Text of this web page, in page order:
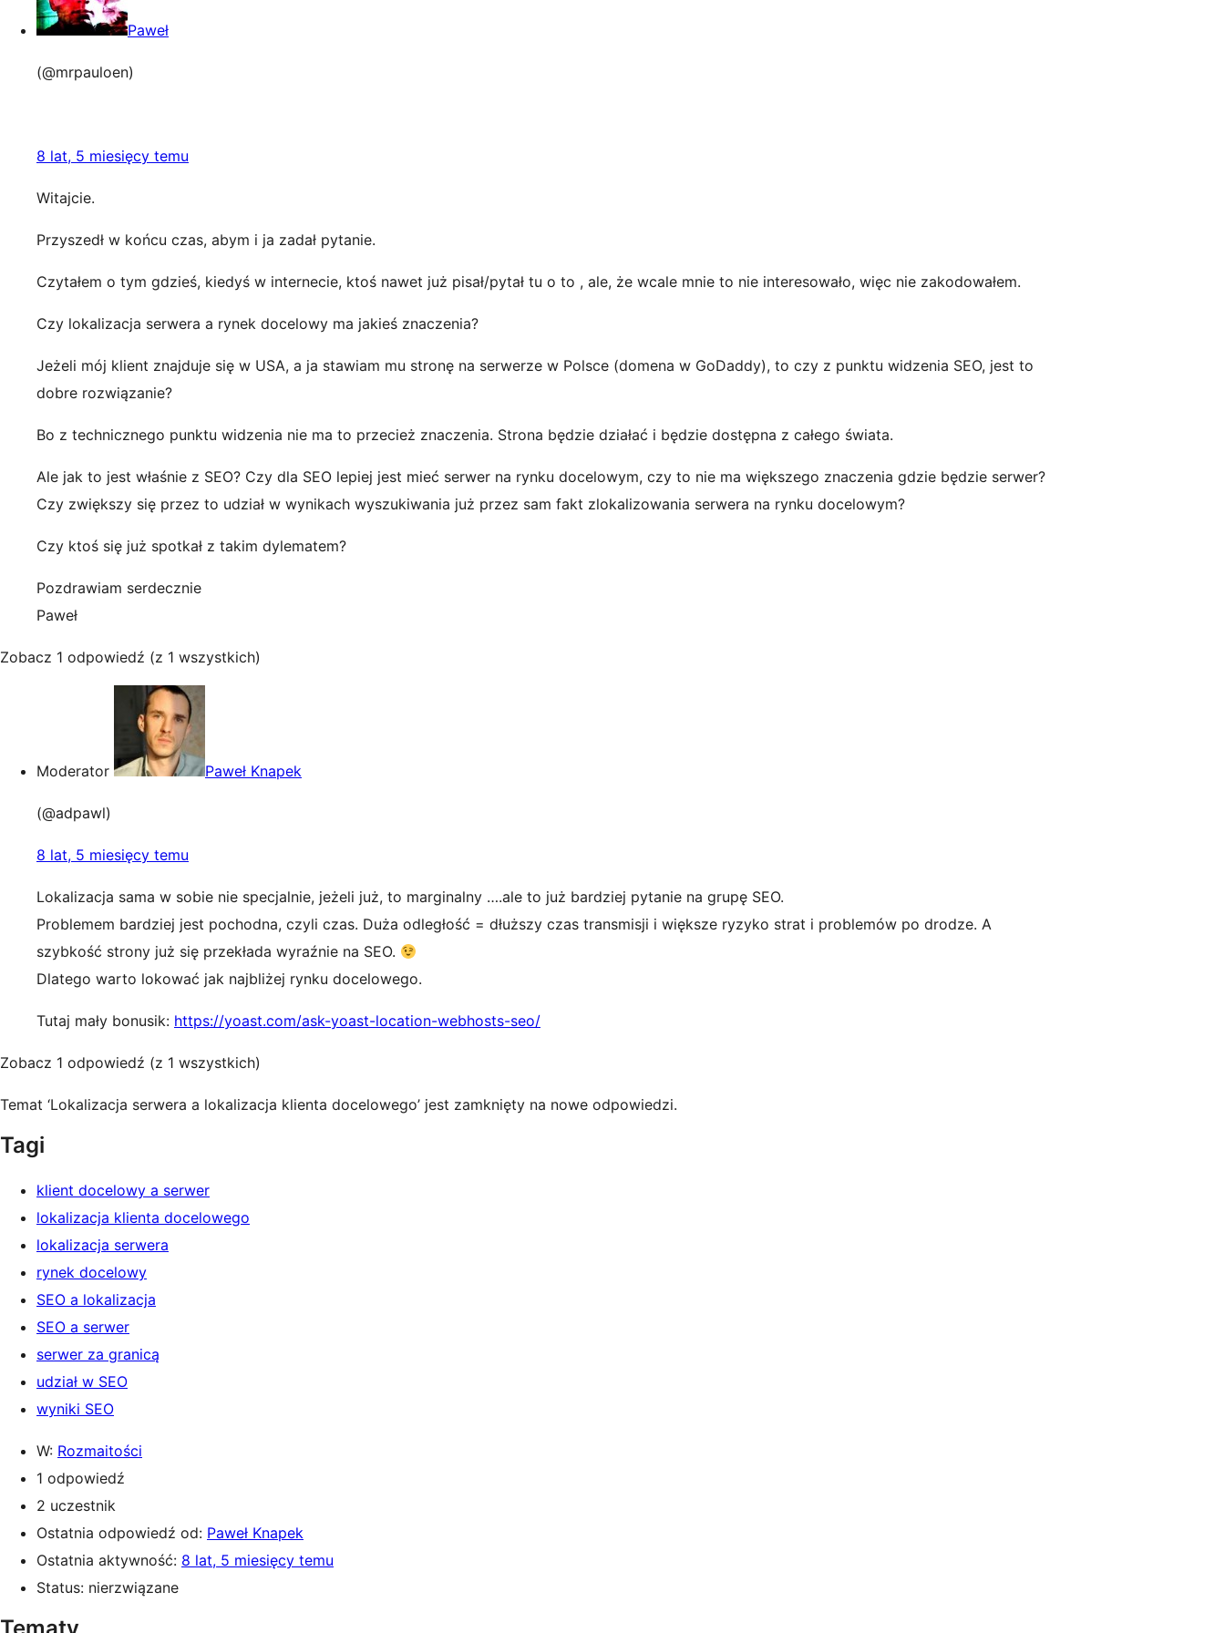
Paweł
(@mrpauloen)
8 lat, 5 miesięcy temu
Witajcie.
Przyszedł w końcu czas, abym i ja zadał pytanie.
Czytałem o tym gdzieś, kiedyś w internecie, ktoś nawet już pisał/pytał tu o to , ale, że wcale mnie to nie interesowało, więc nie zakodowałem.
Czy lokalizacja serwera a rynek docelowy ma jakieś znaczenia?
Jeżeli mój klient znajduje się w USA, a ja stawiam mu stronę na serwerze w Polsce (domena w GoDaddy), to czy z punktu widzenia SEO, jest to
dobre rozwiązanie?
Bo z technicznego punktu widzenia nie ma to przecież znaczenia. Strona będzie działać i będzie dostępna z całego świata.
Ale jak to jest właśnie z SEO? Czy dla SEO lepiej jest mieć serwer na rynku docelowym, czy to nie ma większego znaczenia gdzie będzie serwer?
Czy zwiększy się przez to udział w wynikach wyszukiwania już przez sam fakt zlokalizowania serwera na rynku docelowym?
Czy ktoś się już spotkał z takim dylematem?
Pozdrawiam serdecznie
Paweł
Zobacz 1 odpowiedź (z 1 wszystkich)
Moderator Paweł Knapek
(@adpawl)
8 lat, 5 miesięcy temu
Lokalizacja sama w sobie nie specjalnie, jeżeli już, to marginalny ….ale to już bardziej pytanie na grupę SEO.
Problemem bardziej jest pochodna, czyli czas. Duża odległość = dłuższy czas transmisji i większe ryzyko strat i problemów po drodze. A
szybkość strony już się przekłada wyraźnie na SEO.
Dlatego warto lokować jak najbliżej rynku docelowego.
Tutaj mały bonusik: https://yoast.com/ask-yoast-location-webhosts-seo/
Zobacz 1 odpowiedź (z 1 wszystkich)
Temat ‘Lokalizacja serwera a lokalizacja klienta docelowego’ jest zamknięty na nowe odpowiedzi.
Tagi
klient docelowy a serwer
lokalizacja klienta docelowego
lokalizacja serwera
rynek docelowy
SEO a lokalizacja
SEO a serwer
serwer za granicą
udział w SEO
wyniki SEO
W: Rozmaitości
1 odpowiedź
2 uczestnik
Ostatnia odpowiedź od: Paweł Knapek
Ostatnia aktywność: 8 lat, 5 miesięcy temu
Status: nierzwiązane